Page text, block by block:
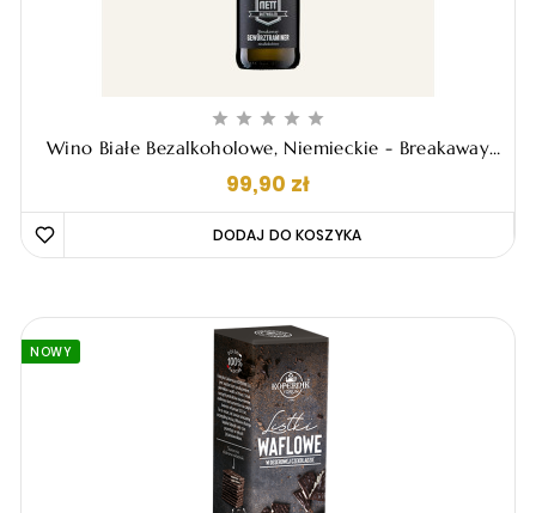
    
Wino Białe Bezalkoholowe, Niemieckie - Breakaway
99,90 złCena
NOWY